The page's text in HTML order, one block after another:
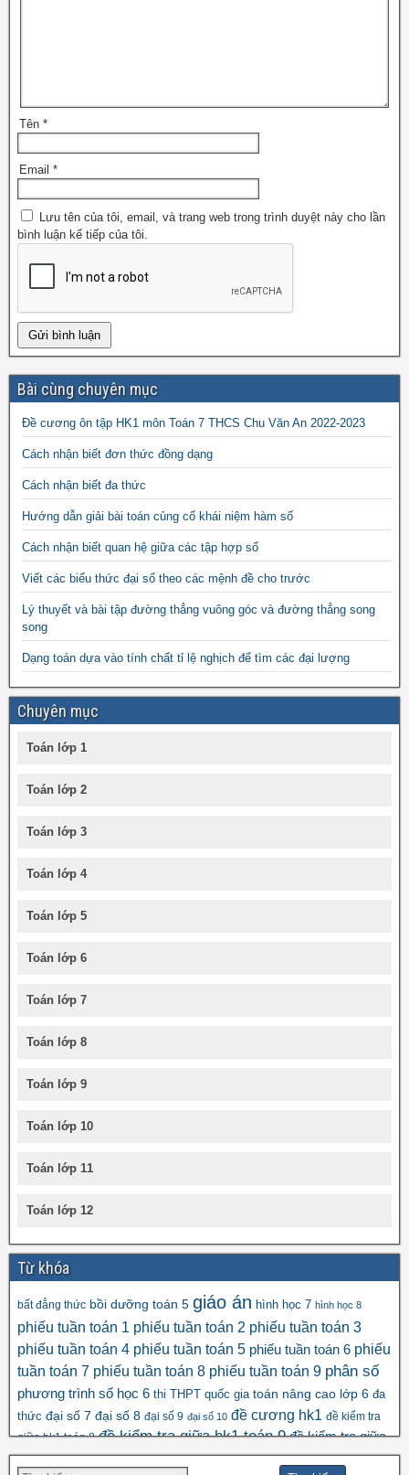
Tên *
Email *
Lưu tên của tôi, email, và trang web trong trình duyệt này cho lần
bình luận kế tiếp của tôi.
Bài cùng chuyên mục
Đề cương ôn tập HK1 môn Toán 7 THCS Chu Văn An 2022-2023
Cách nhận biết đơn thức đồng dạng
Cách nhận biết đa thức
Hướng dẫn giải bài toán củng cố khái niệm hàm số
Cách nhận biết quan hệ giữa các tập hợp số
Viết các biểu thức đại số theo các mệnh đề cho trước
Lý thuyết và bài tập đường thẳng vuông góc và đường thẳng song
song
Dạng toán dựa vào tính chất tỉ lệ nghịch để tìm các đại lượng
Chuyên mục
Toán lớp 1
Toán lớp 2
Toán lớp 3
Toán lớp 4
Toán lớp 5
Toán lớp 6
Toán lớp 7
Toán lớp 8
Toán lớp 9
Toán lớp 10
Toán lớp 11
Toán lớp 12
Từ khóa
bất đẳng thức bồi dưỡng toán 5 giáo án hình học 7 hình học 8
phiếu tuần toán 1 phiếu tuần toán 2 phiếu tuần toán 3
phiếu tuần toán 4 phiếu tuần toán 5 phiếu tuần toán 6 phiếu
tuần toán 7 phiếu tuần toán 8 phiếu tuần toán 9 phân số
phương trình số học 6 thi THPT quốc gia toán nâng cao lớp 6 đa
thức đại số 7 đại số 8 đại số 9 đại số 10 đề cương hk1 đề kiểm tra
giữa hk1 toán 8 đề kiểm tra giữa hk1 toán 9 đề kiểm tra giữa
hk2 toán 9 đề kscl đề thi hk1 toán 6